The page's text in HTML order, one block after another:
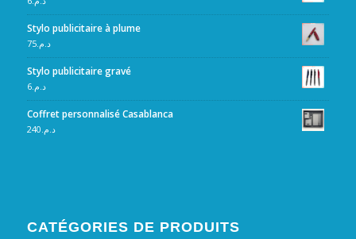
Stylo publicitaire à plume
د.م.75
Stylo publicitaire gravé
د.م.6
Coffret personnalisé Casablanca
د.م. 240
CATÉGORIES DE PRODUITS